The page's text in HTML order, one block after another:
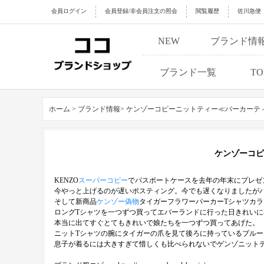
会員ログイン 会員登録/非会員注文の照会 閲覧履歴 佐川急便
NEW ブランド情
ブランド一覧
ホーム > ブランド情報> ケンゾーコピーニットティー≪パーカー
ケンゾーコ
KENZOスーパーコピーでパスポートケースを去年の年末にプレ
今やっと上げるのが遅いポスティング。今でも遅くなりましたが
そして新商品ケンゾー偽物タイガーフラワーパーカーTシャツカ
ロングTシャツを一つずつ買ってエバーランドに行った日きれい
本当に出てすぐとてもきれいで娘たちを一つずつ買ってあげた。
ニットTシャツの腕にタイガーの爪を見て後ろに持っているブル
息子が着るには大きすぎて惜しくも比べられないでゲンゾニッ